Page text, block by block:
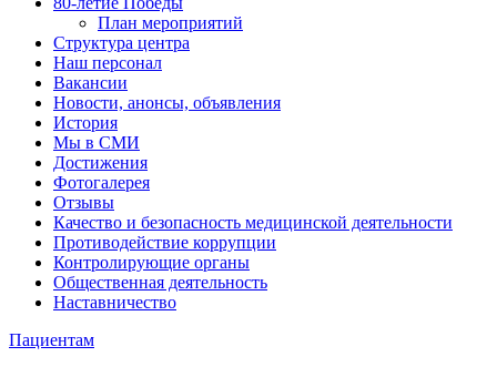
План мероприятий
Структура центра
Наш персонал
Вакансии
Новости, анонсы, объявления
История
Мы в СМИ
Достижения
Фотогалерея
Отзывы
Качество и безопасность медицинской деятельности
Противодействие коррупции
Контролирующие органы
Общественная деятельность
Наставничество
Пациентам